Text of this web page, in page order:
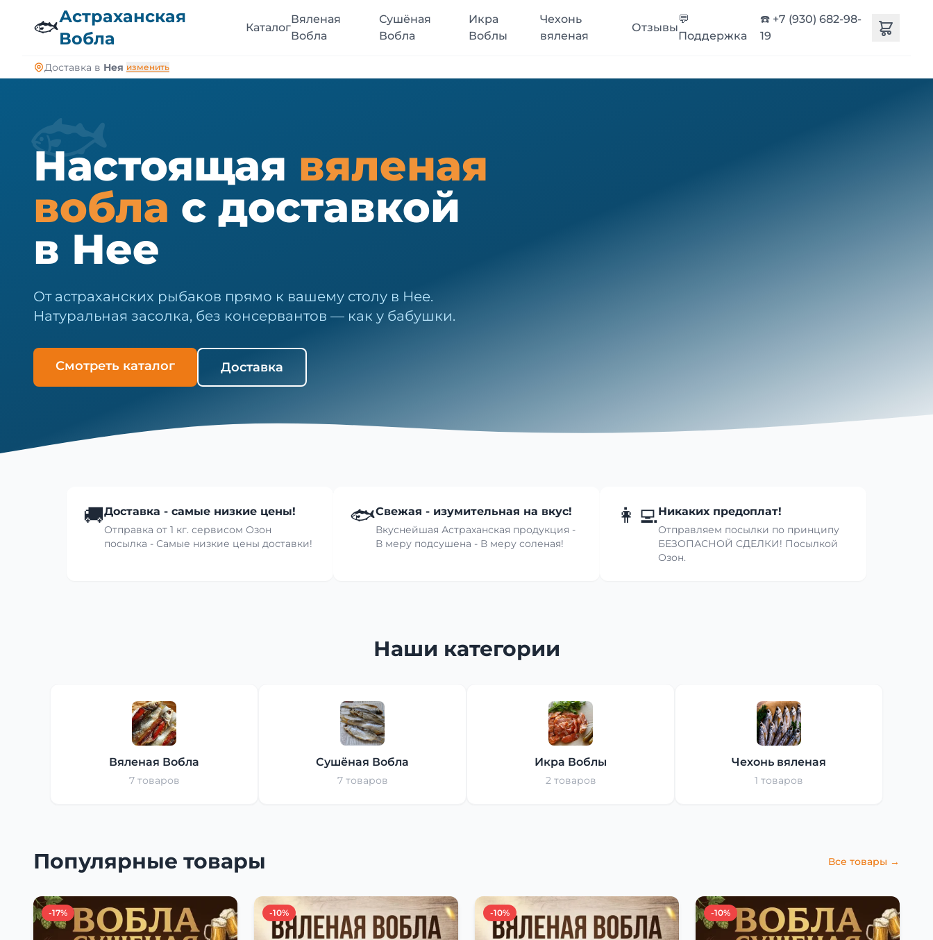
🐟Астраханская
Вобла
Каталог
Вяленая
Вобла
Сушёная
Вобла
Икра
Воблы
Чехонь
вяленая
Отзывы
💬
Поддержка
☎️ +7 (930) 682-98-
19
Доставка в Нея изменить
🐟
Настоящая вяленая
вобла с доставкой
в Нее
От астраханских рыбаков прямо к вашему столу в Нее.
Натуральная засолка, без консервантов — как у бабушки.
Смотреть каталог Доставка
🚚Доставка - самые низкие цены!
Отправка от 1 кг. сервисом Озон
посылка - Самые низкие цены доставки!
🐟Свежая - изумительная на вкус!
Вкуснейшая Астраханская продукция -
В меру подсушена - В меру соленая!
👩‍💻Никаких предоплат!
Отправляем посылки по принципу
БЕЗОПАСНОЙ СДЕЛКИ! Посылкой
Озон.
Наши категории
Вяленая Вобла
7 товаров
Сушёная Вобла
7 товаров
Икра Воблы
2 товаров
Чехонь вяленая
1 товаров
Популярные товары Все товары →
-17% -10% -10% -10%